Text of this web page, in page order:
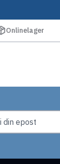
Onlinelager